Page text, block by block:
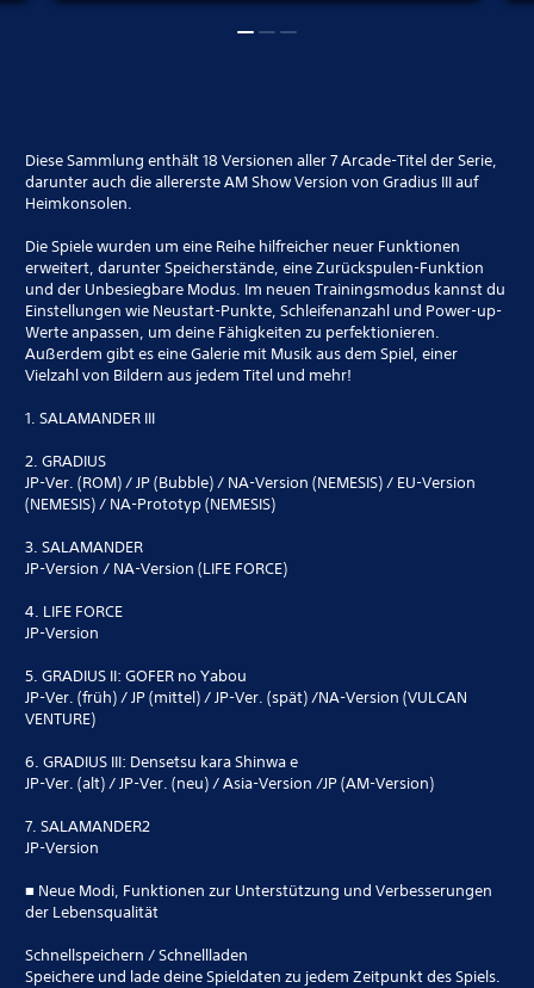
Diese Sammlung enthält 18 Versionen aller 7 Arcade-Titel der Serie,
darunter auch die allererste AM Show Version von Gradius III auf
Heimkonsolen.
Die Spiele wurden um eine Reihe hilfreicher neuer Funktionen
erweitert, darunter Speicherstände, eine Zurückspulen-Funktion
und der Unbesiegbare Modus. Im neuen Trainingsmodus kannst du
Einstellungen wie Neustart-Punkte, Schleifenanzahl und Power-up-
Werte anpassen, um deine Fähigkeiten zu perfektionieren.
Außerdem gibt es eine Galerie mit Musik aus dem Spiel, einer
Vielzahl von Bildern aus jedem Titel und mehr!
1. SALAMANDER III
2. GRADIUS
JP-Ver. (ROM) / JP (Bubble) / NA-Version (NEMESIS) / EU-Version
(NEMESIS) / NA-Prototyp (NEMESIS)
3. SALAMANDER
JP-Version / NA-Version (LIFE FORCE)
4. LIFE FORCE
JP-Version
5. GRADIUS II: GOFER no Yabou
JP-Ver. (früh) / JP (mittel) / JP-Ver. (spät) /NA-Version (VULCAN
VENTURE)
6. GRADIUS III: Densetsu kara Shinwa e
JP-Ver. (alt) / JP-Ver. (neu) / Asia-Version /JP (AM-Version)
7. SALAMANDER2
JP-Version
■ Neue Modi, Funktionen zur Unterstützung und Verbesserungen
der Lebensqualität
Schnellspeichern / Schnellladen
Speichere und lade deine Spieldaten zu jedem Zeitpunkt des Spiels.